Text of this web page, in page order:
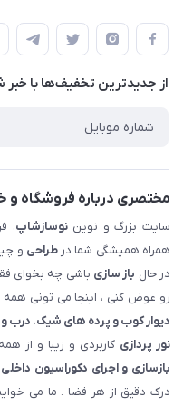
املاک مدنی - نوساز شاپ
لیست محصولات
درباره ما
قوانین و مقررات
حریم خصوصی
راهنما
پرسش های متداول
از جدید‌ترین تخفیف‌ها با‌ خبر
مختصری درباره فروشگاه و
سایت بزرگ و نویننوسازشاپ،
همراه همیشگی شما درطراحی و
در حال باز سازی باشی چه بخوای
رو عوض کنی ، اینجا می تونی همه
دیوار کوب و پرده های شیک. درب
نور پردازی کاربردی و زیبا و از
بازسازی و اجرای دکوراسیون داخلی
درک دقیق از هر فضا . ما می